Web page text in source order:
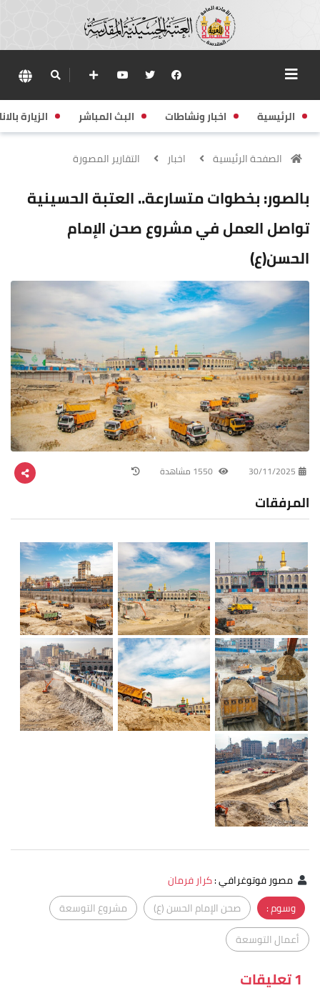
الرئيسية اخبار ونشاطات البث المباشر الزيارة
الصفحة الرئيسية اخبار التقارير المصورة
بالصور: بخطوات متسارعة.. العتبة الحسينية
تواصل العمل في مشروع صحن الإمام
الحسن(ع)
30/11/2025
المرفقات
مصور فوتوغرافي:كرار فرمان
وسوم :
صحن الإمام الحسن (ع)
مشروع التوسعة
أعمال التوسعة
1 تعليقات